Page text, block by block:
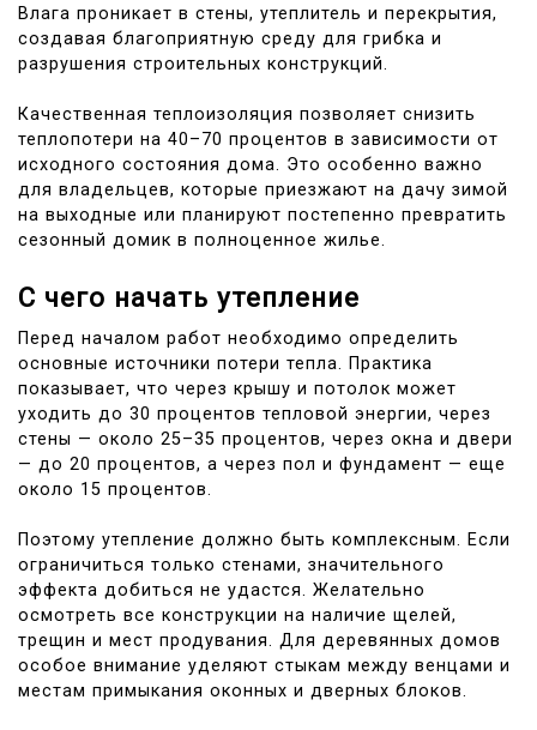
Влага проникает в стены, утеплитель и перекрытия,
создавая благоприятную среду для грибка и
разрушения строительных конструкций.
Качественная теплоизоляция позволяет снизить
теплопотери на 40–70 процентов в зависимости от
исходного состояния дома. Это особенно важно
для владельцев, которые приезжают на дачу зимой
на выходные или планируют постепенно превратить
сезонный домик в полноценное жилье.
С чего начать утепление
Перед началом работ необходимо определить
основные источники потери тепла. Практика
показывает, что через крышу и потолок может
уходить до 30 процентов тепловой энергии, через
стены — около 25–35 процентов, через окна и двери
— до 20 процентов, а через пол и фундамент — еще
около 15 процентов.
Поэтому утепление должно быть комплексным. Если
ограничиться только стенами, значительного
эффекта добиться не удастся. Желательно
осмотреть все конструкции на наличие щелей,
трещин и мест продувания. Для деревянных домов
особое внимание уделяют стыкам между венцами и
местам примыкания оконных и дверных блоков.